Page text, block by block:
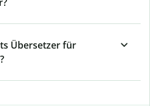
Übersetzer für